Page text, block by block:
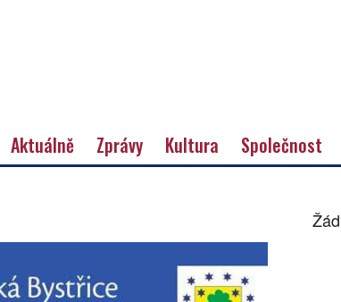
Aktuálně Zprávy Kultura Společnost